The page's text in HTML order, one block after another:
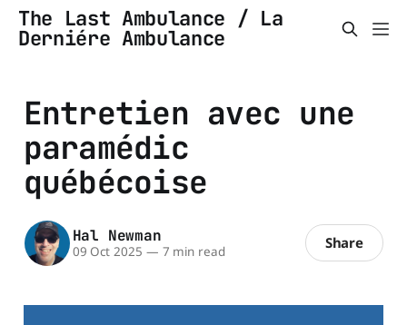
The Last Ambulance / La
Derniére Ambulance
Entretien avec une
paramédic
québécoise
Hal Newman
09 Oct 2025 — 7 min read Share